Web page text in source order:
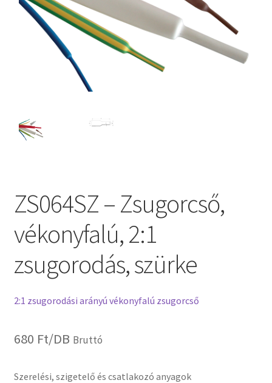
ZS064SZ – Zsugorcső,
vékonyfalú, 2:1
zsugorodás, szürke
2:1 zsugorodási arányú vékonyfalú zsugorcső
680 Ft/DB Bruttó
Szerelési, szigetelő és csatlakozó anyagok